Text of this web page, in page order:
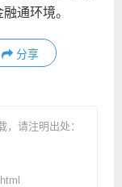
通环境。
分享
，请注明出处：